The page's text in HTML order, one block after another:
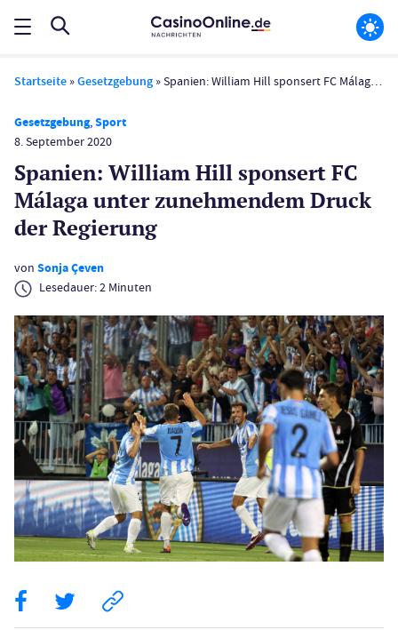
Startseite »Gesetzgebung »Spanien: William Hill sponsert FC Málaga unter zunehmendem Druck der Regierung
Gesetzgebung,Sport
8. September 2020
Spanien: William Hill sponsert FC
Málaga unter zunehmendem Druck
der Regierung
von Sonja Çeven
Lesedauer:2 Minuten